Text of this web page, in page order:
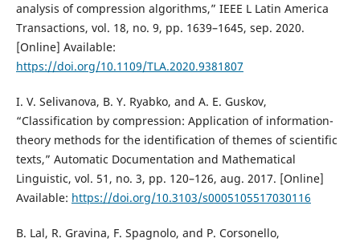
analysis of compression algorithms,” IEEE L Latin America
Transactions, vol. 18, no. 9, pp. 1639–1645, sep. 2020.
[Online] Available:
https://doi.org/10.1109/TLA.2020.9381807
I. V. Selivanova, B. Y. Ryabko, and A. E. Guskov,
“Classification by compression: Application of information-
theory methods for the identification of themes of scientific
texts,” Automatic Documentation and Mathematical
Linguistic, vol. 51, no. 3, pp. 120–126, aug. 2017. [Online]
Available: https://doi.org/10.3103/s0005105517030116
B. Lal, R. Gravina, F. Spagnolo, and P. Corsonello,